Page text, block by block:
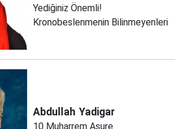
Yediğiniz Önemli!
Kronobeslenmenin Bilinmeyenleri
Abdullah Yadigar
10 Muharrem Aşure